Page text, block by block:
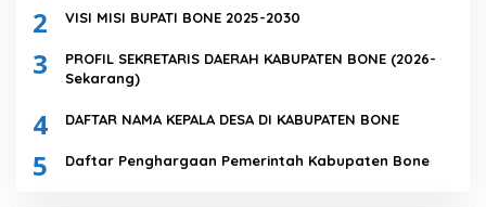
2 VISI MISI BUPATI BONE 2025-2030
3
PROFIL SEKRETARIS DAERAH KABUPATEN BONE (2026-
Sekarang)
4 DAFTAR NAMA KEPALA DESA DI KABUPATEN BONE
5 Daftar Penghargaan Pemerintah Kabupaten Bone